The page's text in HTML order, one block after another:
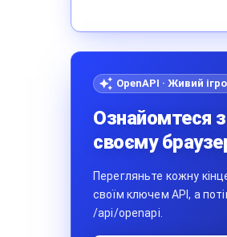
OpenAPI · Живий
Ознайомтеся
своєму
Перегляньте кожну
своїм ключем API, а
/api/openapi.